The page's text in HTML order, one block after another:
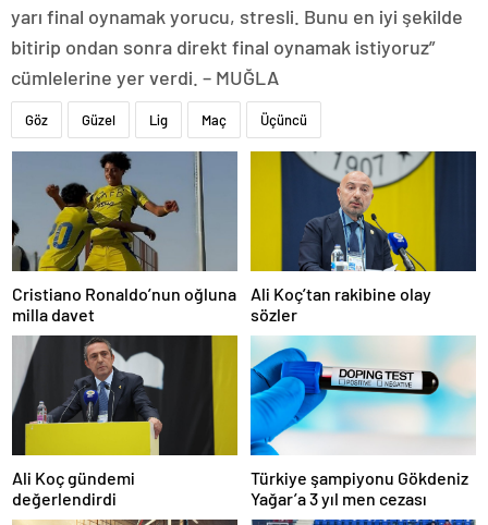
yarı final oynamak yorucu, stresli. Bunu en iyi şekilde
bitirip ondan sonra direkt final oynamak istiyoruz”
cümlelerine yer verdi. – MUĞLA
Göz Güzel Lig Maç Üçüncü
Cristiano Ronaldo’nun oğluna
milla davet
Ali Koç’tan rakibine olay
sözler
Ali Koç gündemi
değerlendirdi
Türkiye şampiyonu Gökdeniz
Yağar’a 3 yıl men cezası